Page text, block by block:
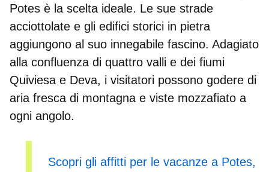
Potes è la scelta ideale. Le sue strade
acciottolate e gli edifici storici in pietra
aggiungono al suo innegabile fascino. Adagiato
alla confluenza di quattro valli e dei fiumi
Quiviesa e Deva, i visitatori possono godere di
aria fresca di montagna e viste mozzafiato a
ogni angolo.
Scopri gli affitti per le vacanze a Potes,